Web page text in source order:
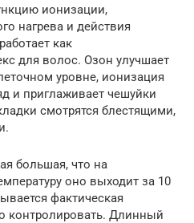
ионизации,
нагрева и действия
как
для волос. Озон улучшает
уровне, ионизация
и приглаживает чешуйки
смотрятся блестящими,
большая, что на
оно выходит за 10
фактическая
контролировать. Длинный